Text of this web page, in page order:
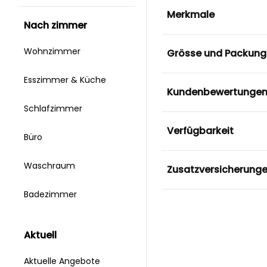
nach zimmer
Wohnzimmer
Esszimmer & Küche
Schlafzimmer
Büro
Waschraum
Badezimmer
aktuell
Aktuelle Angebote
Merkmale
Grösse und Packung
Kundenbewertungen
Verfügbarkeit